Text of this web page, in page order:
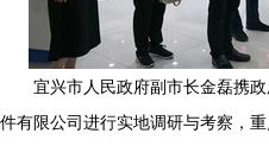
宜兴市人民政府副市长金磊携
件有限公司进行实地调研与考察，